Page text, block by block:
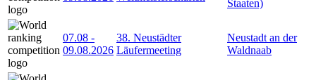
Staaten)
07.08 -
09.08.2026
38. Neustädter
Läufermeeting
Neustadt an der
Waldnaab